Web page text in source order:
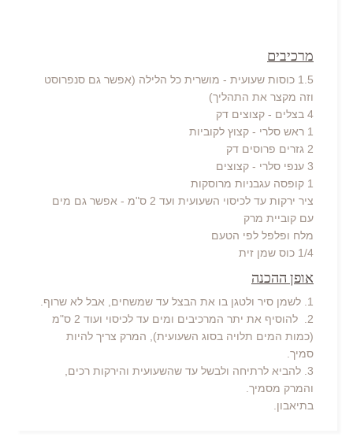
מרכיבים
1.5 כוסות שעועית - מושרית כל הלילה (אפשר גם סנפרוסט
וזה מקצר את התהליך)
4 בצלים - קצוצים דק
1 ראש סלרי - קצוץ לקוביות
2 גזרים פרוסים דק
3 ענפי סלרי - קצוצים
1 קופסה עגבניות מרוסקות
ציר ירקות עד לכיסוי השעועית ועד 2 ס"מ - אפשר גם מים
עם קוביית מרק
מלח ופלפל לפי הטעם
1/4 כוס שמן זית
אופן ההכנה
1. לשמן סיר ולטגן בו את הבצל עד שמשחים, אבל לא שרוף.
2. להוסיף את יתר המרכיבים ומים עד לכיסוי ועוד 2 ס"מ
(כמות המים תלויה בסוג השעועית), המרק צריך להיות
סמיך.
3. להביא לרתיחה ולבשל עד שהשעועית והירקות רכים,
והמרק מסמיך.
בתיאבון.